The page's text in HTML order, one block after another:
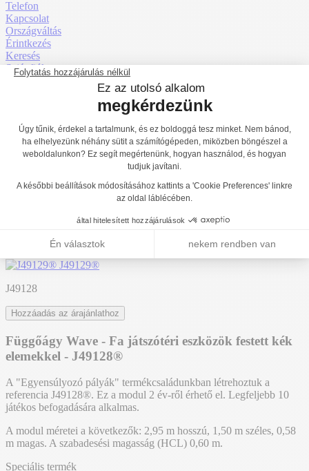
Telefon
Kapcsolat
Országváltás
Érintkezés
Keresés
Saját fiók
Ingyenes árajánlat
J49128®
Mentális befogadás
Termékek Játszóterek
Egyensúlyozó és mászó játszótéri
J49128®
J49129®
J49128
Hozzáadás az árajánlathoz
Függőágy Wave - Fa játszótéri eszközök festett kék
elemekkel - J49128®
A "Egyensúlyozó pályák" termékcsaládunkban létrehoztuk a
referencia J49128®. Ez a modul 2 év-ről érhető el. Legfeljebb 10
játékos befogadására alkalmas.
A modul méretei a következők: 2,95 m hosszú, 1,50 m széles, 0,58
m magas. A szabadesési magasság (HCL) 0,60 m.
Speciális termék